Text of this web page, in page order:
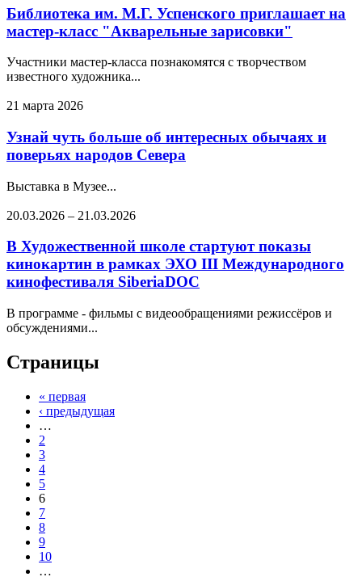
Библиотека им. М.Г. Успенского приглашает на
мастер-класс "Акварельные зарисовки"
Участники мастер-класса познакомятся с творчеством
известного художника...
21 марта 2026
Узнай чуть больше об интересных обычаях и
поверьях народов Севера
Выставка в Музее...
20.03.2026 – 21.03.2026
В Художественной школе стартуют показы
кинокартин в рамках ЭХО III Международного
кинофестиваля SiberiaDOC
В программе - фильмы с видеообращениями режиссёров и
обсуждениями...
Страницы
« первая
‹ предыдущая
…
2
3
4
5
6
7
8
9
10
…